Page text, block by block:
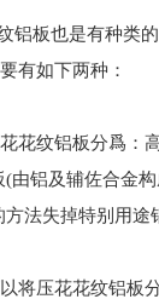
铝板也是有种类
有如下两种：
花纹铝板分爲：
由铝及辅佐合金
法失掉特别用途
将压花花纹铝板